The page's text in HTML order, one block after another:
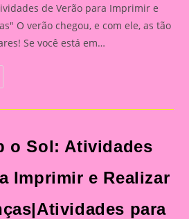
de Verão para Imprimir e
O verão chegou, e com ele, as tão
Se você está em…
o Sol: Atividades
Imprimir e Realizar
para